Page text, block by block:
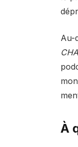
Au-
À